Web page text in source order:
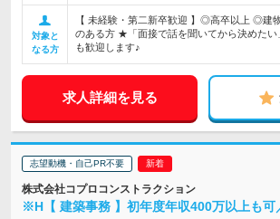
対象と
なる方
【 未経験・第二新卒歓迎 】◎高卒以上 ◎建
のある方 ★「面接で話を聞いてから決めたい
も歓迎します♪
求人詳細を見る
志望動機・自己PR不要
株式会社コプロコンストラクション
※H【 建築事務 】初年度年収400万以上も可